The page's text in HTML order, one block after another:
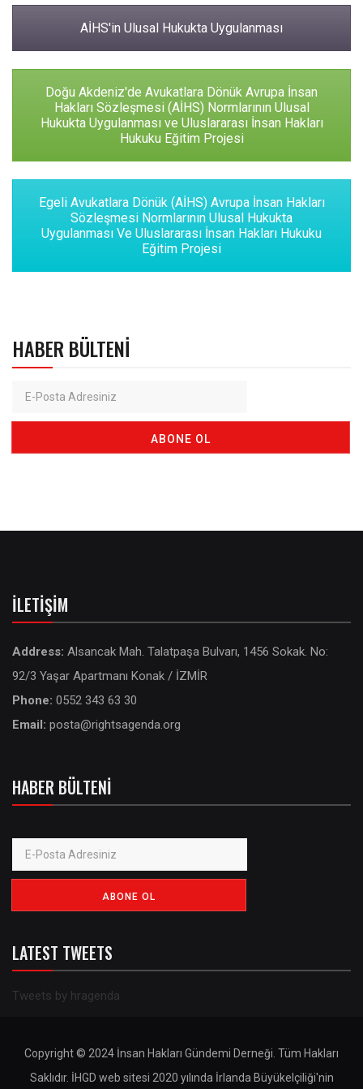
AİHS'in Ulusal Hukukta Uygulanması
Doğu Akdeniz'de Avukatlara Dönük Avrupa İnsan
Hakları Sözleşmesi (AİHS) Normlarının Ulusal
Hukukta Uygulanması ve Uluslararası İnsan Hakları
Hukuku Eğitim Projesi
Egeli Avukatlara Dönük (AİHS) Avrupa İnsan Hakları
Sözleşmesi Normlarının Ulusal Hukukta
Uygulanması Ve Uluslararası İnsan Hakları Hukuku
Eğitim Projesi
HABER BÜLTENI
İLETIŞIM
Address: Alsancak Mah. Talatpaşa Bulvarı, 1456 Sokak. No:
92/3 Yaşar Apartmanı Konak / İZMİR
Phone: 0552 343 63 30
Email: posta@rightsagenda.org
HABER BÜLTENI
LATEST TWEETS
Tweets by hragenda
Copyright © 2024 İnsan Hakları Gündemi Derneği. Tüm Hakları
Saklıdır. İHGD web sitesi 2020 yılında İrlanda Büyükelçiliği'nin